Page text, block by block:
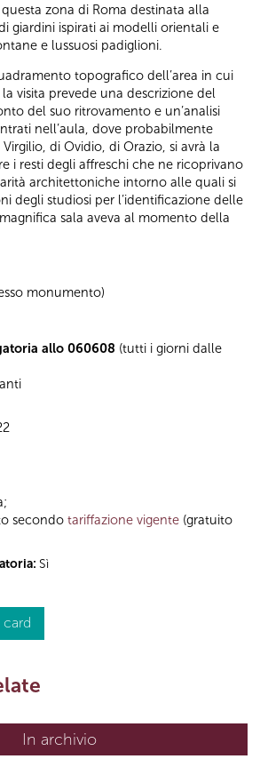
zona di Roma destinata alla
giardini ispirati ai modelli orientali e
e lussuosi padiglioni.
topografico dell’area in cui
visita prevede una descrizione del
del suo ritrovamento e un’analisi
nell’aula, dove probabilmente
di Ovidio, di Orazio, si avrà la
i resti degli affreschi che ne ricoprivano
architettoniche intorno alle quali si
degli studiosi per l’identificazione delle
sala aveva al momento della
monumento)
allo 060608 (tutti i giorni dalle
secondo tariffazione vigente (gratuito
Sì
card
In archivio